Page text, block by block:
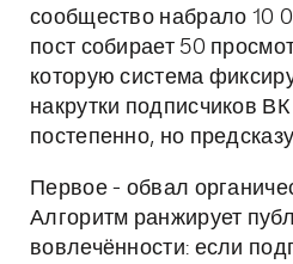
сообщество набрало 10
пост собирает 50
которую система
накрутки подписчиков
постепенно, но
Первое - обвал
Алгоритм ранжирует
вовлечённости: если